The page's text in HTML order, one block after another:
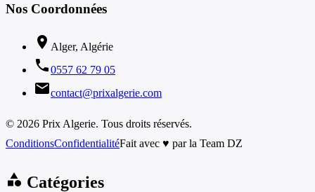
Nos Coordonnées
location_on Alger, Algérie
phone0557 62 79 05
emailcontact@prixalgerie.com
© 2026 Prix Algerie. Tous droits réservés.
ConditionsConfidentialitéFait avec ♥ par la Team DZ
category Catégories